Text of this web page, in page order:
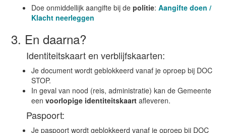
Doe onmiddellijk aangifte bij depolitie:Aangifte doen /
Klacht neerleggen
3. En daarna?
Identiteitskaart en verblijfskaarten:
Je document wordt geblokkeerd vanaf je oproep bij DOC
STOP.
In geval van nood (reis, administratie) kan de Gemeente
eenvoorlopige identiteitskaart afleveren.
Paspoort:
Je paspoort wordt geblokkeerd vanaf je oproep bij DOC